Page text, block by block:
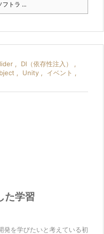
フトラ ...
, DI（依存性注入）
,
, Unity , イベント ,
た学習
を学びたいと考えている初